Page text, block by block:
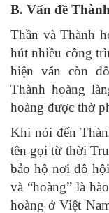
B. Vấn đề
Thần và Thành
hút nhiều công
hiện vẫn còn
Thành hoàng
hoàng được thờ
Khi nói đến
tên gọi từ thời
bảo hộ nơi đô
và “hoàng” là
hoàng ở Việt